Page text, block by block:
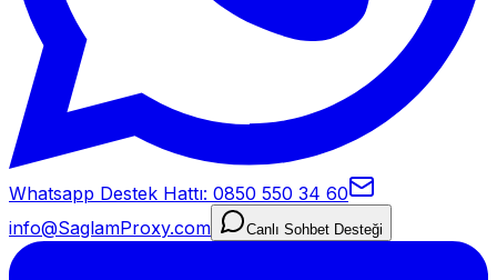
Whatsapp Destek Hattı: 0850 550 34 60
info@SaglamProxy.com
Canlı Sohbet Desteği